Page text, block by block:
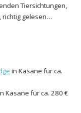
Tiersichtungen,
richtig gelesen…
in Kasane für ca.
Kasane für ca. 280 €